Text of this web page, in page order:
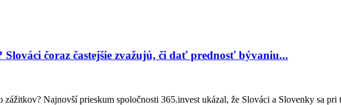
Slováci čoraz častejšie zvažujú, či dať prednosť bývaniu...
Najnovší prieskum spoločnosti 365.invest ukázal, že Slováci a Slovenky sa pri